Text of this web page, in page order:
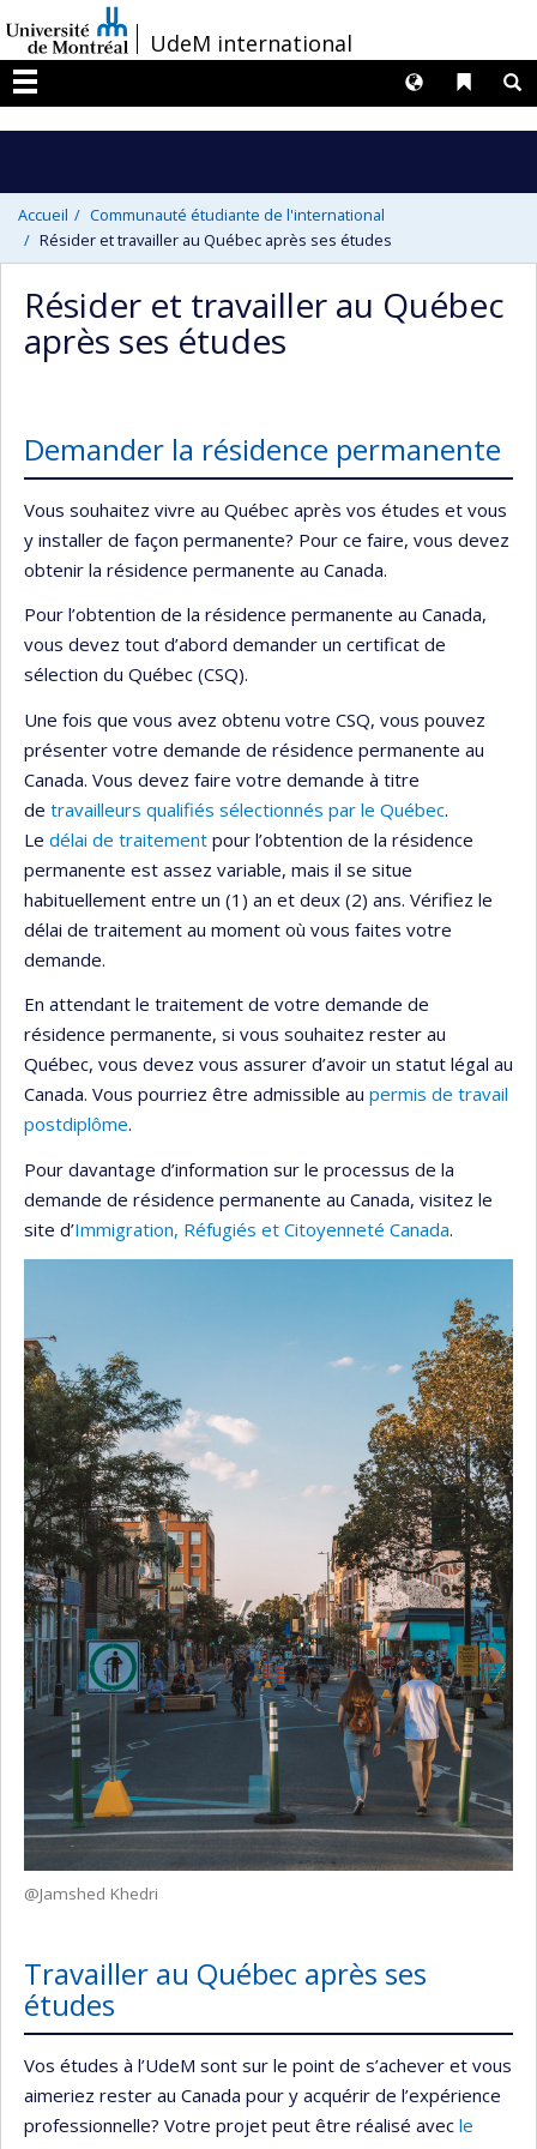
au
contenu
/UdeM international
Menu
Liens
Langues
Accueil
Communauté étudiante de l'international
Résider et travailler au Québec après ses études
Résider et travailler au Québec
après ses études
Demander la résidence permanente
Vous souhaitez vivre au Québec après vos études et vous
y installer de façon permanente? Pour ce faire, vous devez
obtenir la résidence permanente au Canada.
Pour l’obtention de la résidence permanente au Canada,
vous devez tout d’abord demander un certificat de
sélection du Québec (CSQ).
Une fois que vous avez obtenu votre CSQ, vous pouvez
présenter votre demande de résidence permanente au
Canada. Vous devez faire votre demande à titre
de travailleurs qualifiés sélectionnés par le Québec.
Le délai de traitement pour l’obtention de la résidence
permanente est assez variable, mais il se situe
habituellement entre un (1) an et deux (2) ans. Vérifiez le
délai de traitement au moment où vous faites votre
demande.
En attendant le traitement de votre demande de
résidence permanente, si vous souhaitez rester au
Québec, vous devez vous assurer d’avoir un statut légal au
Canada. Vous pourriez être admissible au permis de travail
postdiplôme.
Pour davantage d’information sur le processus de la
demande de résidence permanente au Canada, visitez le
site d’Immigration, Réfugiés et Citoyenneté Canada.
@Jamshed Khedri
Travailler au Québec après ses
études
Vos études à l’UdeM sont sur le point de s’achever et vous
aimeriez rester au Canada pour y acquérir de l’expérience
professionnelle? Votre projet peut être réalisé avec le